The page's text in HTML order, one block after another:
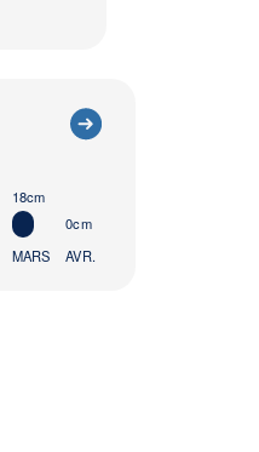
18cm
MARS
0cm
AVR.